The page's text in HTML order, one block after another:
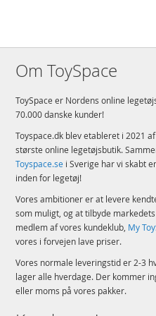
Om ToySpace
ToySpace er Nordens online
70.000 danske kunder!
Toyspace.dk blev etableret i 2021
største online legetøjsbutik.
Toyspace.se i Sverige har vi skabt
inden for legetøj!
Vores ambitioner er at levere
som muligt, og at tilbyde
medlem af vores kundeklub, My
vores i forvejen lave priser.
Vores normale leveringstid er 2-3
lager alle hverdage. Der kommer
eller moms på vores pakker.